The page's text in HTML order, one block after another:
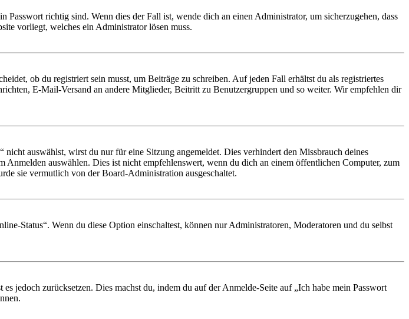
richtig sind. Wenn dies der Fall ist, wende dich an einen Administrator, um sicherzugehen, dass
vorliegt, welches ein Administrator lösen muss.
ob du registriert sein musst, um Beiträge zu schreiben. Auf jeden Fall erhältst du als registriertes
E-Mail-Versand an andere Mitglieder, Beitritt zu Benutzergruppen und so weiter. Wir empfehlen dir
auswählst, wirst du nur für eine Sitzung angemeldet. Dies verhindert den Missbrauch deines
auswählen. Dies ist nicht empfehlenswert, wenn du dich an einem öffentlichen Computer, zum
sie vermutlich von der Board-Administration ausgeschaltet.
Status“. Wenn du diese Option einschaltest, können nur Administratoren, Moderatoren und du selbst
jedoch zurücksetzen. Dies machst du, indem du auf der Anmelde-Seite auf „Ich habe mein Passwort